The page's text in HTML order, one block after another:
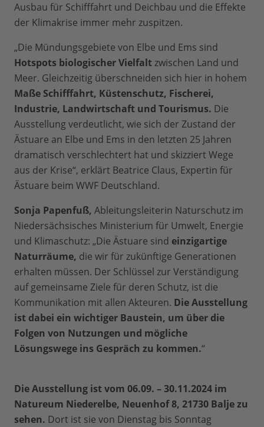
Ausbau für Schifffahrt und Deichbau und die Effekte
der Klimakrise immer mehr zuspitzen.
„Die Mündungsgebiete von Elbe und Ems sind
Hotspots biologischer Vielfaltzwischen Land und
Meer. Gleichzeitig überschneiden sich hier in hohem
Maße Schifffahrt, Küstenschutz, Fischerei,
Industrie, Landwirtschaft und Tourismus. Die
Ausstellung verdeutlicht, wie sich der Zustand der
Ästuare an Elbe und Ems in den letzten 25 Jahren
dramatisch verschlechtert hat und skizziert Wege
aus der Krise“, erklärt Beatrice Claus, Expertin für
Ästuare beim WWF Deutschland.
Sonja Papenfuß, Ableitungsleiterin Naturschutz im
Niedersächsisches Ministerium für Umwelt, Energie
und Klimaschutz: „Die Ästuare sind einzigartige
Naturräume, die wir für zukünftige Generationen
erhalten müssen. Der Schlüssel zur Verständigung
auf gemeinsame Ziele für deren Schutz, ist die
Kommunikation mit allen Akteuren. Die Ausstellung
ist dabei ein wichtiger Baustein, um über die
Folgen von Nutzungen und mögliche
Lösungswege ins Gespräch zu kommen.“
Die Ausstellung ist vom 06.09. – 30.11.2024 im
Natureum Niederelbe, Neuenhof 8, 21730 Balje zu
sehen. Dort ist sie von Dienstag bis Sonntag